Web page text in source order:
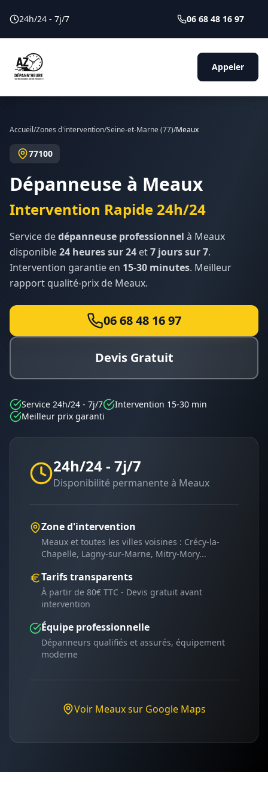
24h/24 - 7j/7 06 68 48 16 97
Appeler
Accueil/Zones d'intervention/Seine-et-Marne(77)/Meaux
77100
Dépanneuse à Meaux
Intervention Rapide 24h/24
Service dedépanneuse professionnel à Meaux
disponible24 heures sur 24 et7 jours sur 7.
Intervention garantie en 15-30 minutes. Meilleur
rapport qualité-prix de Meaux.
06 68 48 16 97
Devis Gratuit
Service 24h/24 - 7j/7
Intervention 15-30 min
Meilleur prix garanti
24h/24 - 7j/7
Disponibilité permanente à Meaux
Zone d'intervention
Meaux et toutes les villes voisines : Crécy-la-
Chapelle, Lagny-sur-Marne, Mitry-Mory...
Tarifs transparents
À partir de 80€ TTC - Devis gratuit avant
intervention
Équipe professionnelle
Dépanneurs qualifiés et assurés, équipement
moderne
Voir Meauxsur Google Maps